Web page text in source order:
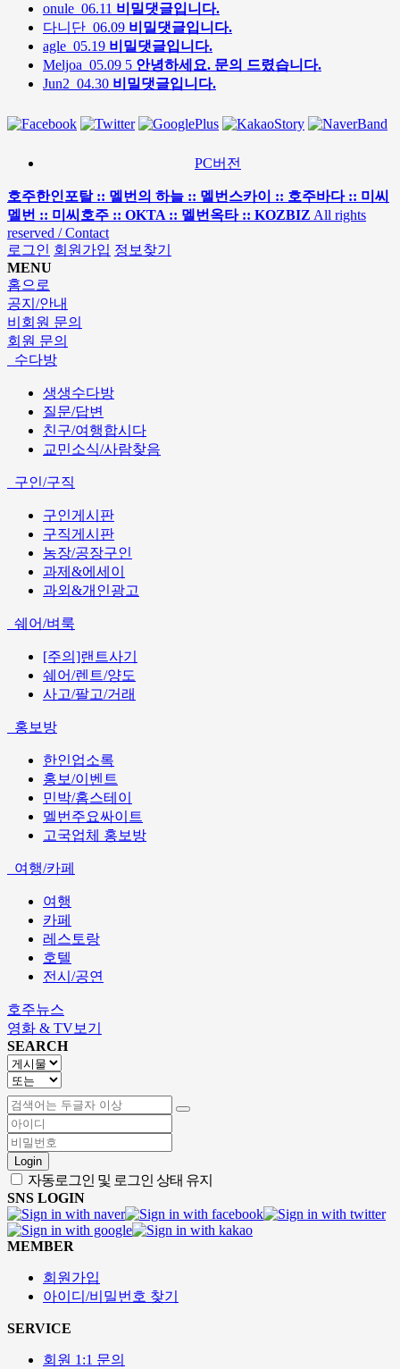
onule 06.11 비밀댓글입니다.
다니단 06.09 비밀댓글입니다.
agle 05.19 비밀댓글입니다.
Meljoa 05.09 5 안녕하세요. 문의 드렸습니다.
Jun2 04.30 비밀댓글입니다.
PC버전
호주한인포탈 :: 멜번의 하늘 :: 멜번스카이 :: 호주바다 :: 미씨
멜번 :: 미씨호주 :: OKTA :: 멜번옥타 :: KOZBIZ All rights
reserved / Contact
로그인 회원가입 정보찾기
MENU
홈으로
공지/안내
비회원 문의
회원 문의
수다방
생생수다방
질문/답변
친구/여행합시다
교민소식/사람찾음
구인/구직
구인게시판
구직게시판
농장/공장구인
과제&에세이
과외&개인광고
쉐어/벼룩
[주의]랜트사기
쉐어/렌트/양도
사고/팔고/거래
홍보방
한인업소록
홍보/이벤트
민박/홈스테이
멜번주요싸이트
고국업체 홍보방
여행/카페
여행
카페
레스토랑
호텔
전시/공연
호주뉴스
영화 & TV보기
SEARCH
Login
자동로그인 및 로그인 상태 유지
SNS LOGIN
MEMBER
회원가입
아이디/비밀번호 찾기
SERVICE
회원 1:1 문의